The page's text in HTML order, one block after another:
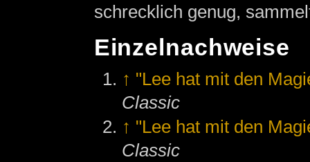
schrecklich genug,
Einzelnachweise
↑ "Lee hat mit den
Classic
↑ "Lee hat mit den
Classic